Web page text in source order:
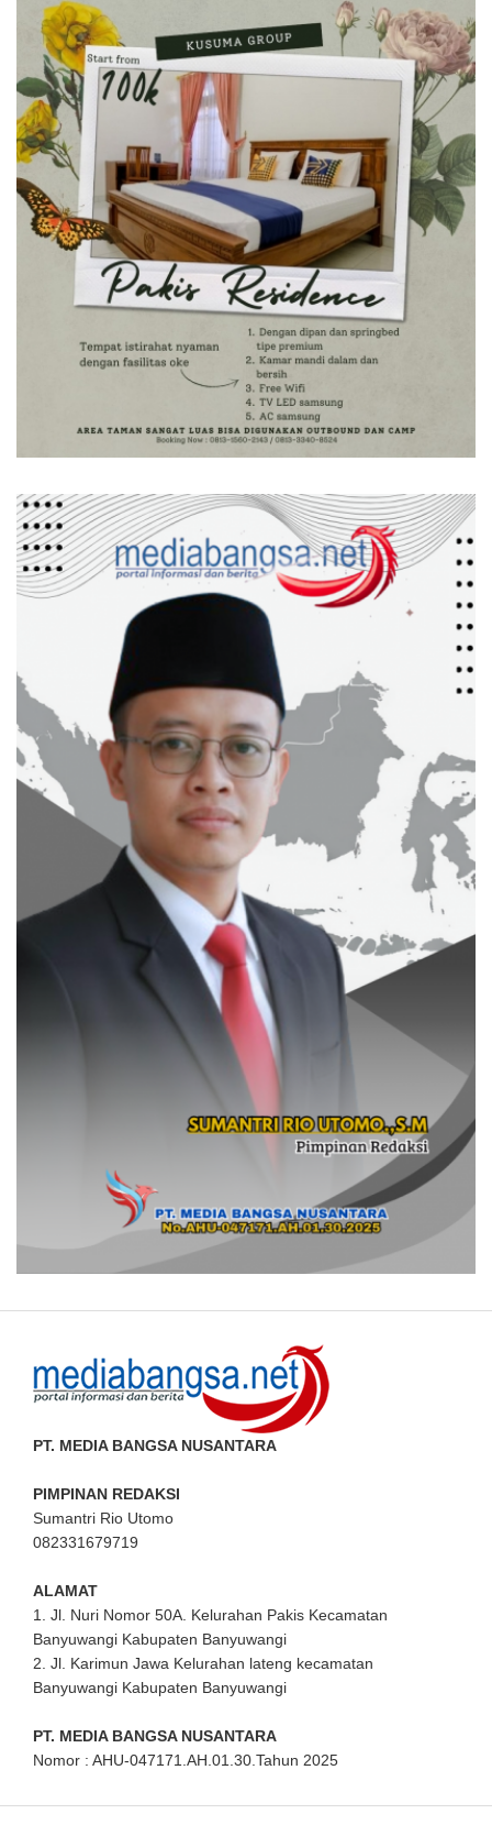
PT. MEDIA BANGSA NUSANTARA
PIMPINAN REDAKSI
Sumantri Rio Utomo
082331679719
ALAMAT
1. Jl. Nuri Nomor 50A. Kelurahan Pakis Kecamatan
Banyuwangi Kabupaten Banyuwangi
2. Jl. Karimun Jawa Kelurahan lateng kecamatan
Banyuwangi Kabupaten Banyuwangi
PT. MEDIA BANGSA NUSANTARA
Nomor : AHU-047171.AH.01.30.Tahun 2025